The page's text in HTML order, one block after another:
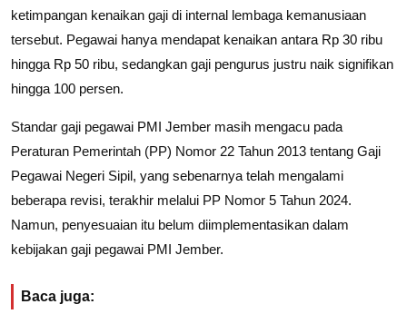
ketimpangan kenaikan gaji di internal lembaga kemanusiaan
tersebut. Pegawai hanya mendapat kenaikan antara Rp 30 ribu
hingga Rp 50 ribu, sedangkan gaji pengurus justru naik signifikan
hingga 100 persen.
Standar gaji pegawai PMI Jember masih mengacu pada
Peraturan Pemerintah (PP) Nomor 22 Tahun 2013 tentang Gaji
Pegawai Negeri Sipil, yang sebenarnya telah mengalami
beberapa revisi, terakhir melalui PP Nomor 5 Tahun 2024.
Namun, penyesuaian itu belum diimplementasikan dalam
kebijakan gaji pegawai PMI Jember.
Baca juga: